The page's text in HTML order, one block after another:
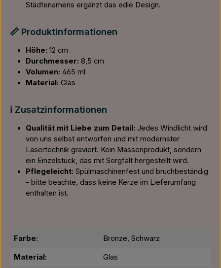
Städtenamens ergänzt das edle Design.
📏 Produktinformationen
Höhe: 12 cm
Durchmesser: 8,5 cm
Volumen: 465 ml
Material: Glas
ℹ️ Zusatzinformationen
Qualität mit Liebe zum Detail: Jedes Windlicht wird
von uns selbst entworfen und mit modernster
Lasertechnik graviert. Kein Massenprodukt, sondern
ein Einzelstück, das mit Sorgfalt hergestellt wird.
Pflegeleicht: Spülmaschinenfest und bruchbeständig
– bitte beachte, dass keine Kerze im Lieferumfang
enthalten ist.
Farbe: Bronze, Schwarz
Material: Glas